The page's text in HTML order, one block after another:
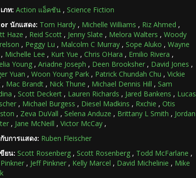
ภท: Action แอ็คชัน , Science Fiction
นักแสดง: Tom Hardy , Michelle Williams , Riz Ahmed ,
Haze , Reid Scott , Jenny Slate , Melora Walters , Woody
, Peggy Lu , Malcolm C Murray , Sope Aluko , Wayne
, Michelle Lee , Kurt Yue , Chris OHara , Emilio Rivera ,
Young , Ariadne Joseph , Deen Brooksher , David Jones ,
Yuan , Woon Young Park , Patrick Chundah Chu , Vickie
, Mac Brandt , Nick Thune , Michael Dennis Hill , Sam
, Scott Deckert , Lauren Richards , Jared Bankens , Lucas
, Michael Burgess , Diesel Madkins , Rxchie , Otis
, Zeva DuVall , Selena Anduze , Brittany L Smith , Jordan
, Jane McNeill , Victor McCay ,
บการแสดง: Ruben Fleischer
ยน: Scott Rosenberg , Scott Rosenberg , Todd McFarlane ,
, Jeff Pinkner , Kelly Marcel , David Michelinie , Mike